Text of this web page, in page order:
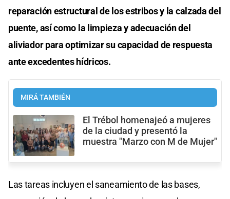
reparación estructural de los estribos y la calzada del
puente, así como la limpieza y adecuación del
aliviador para optimizar su capacidad de respuesta
ante excedentes hídricos.
MIRÁ TAMBIÉN
El Trébol homenajeó a mujeres
de la ciudad y presentó la
muestra "Marzo con M de Mujer"
Las tareas incluyen el saneamiento de las bases,